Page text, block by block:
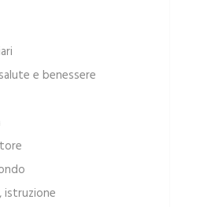
e benessere
istruzione